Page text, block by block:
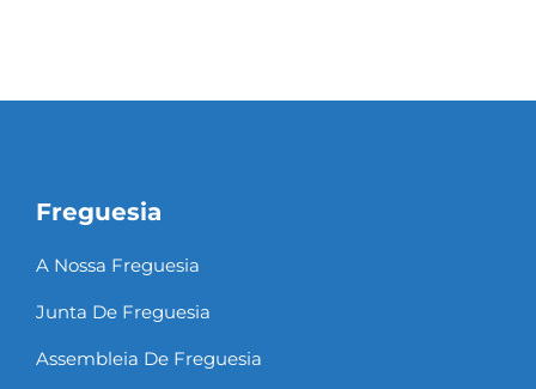
Freguesia
A Nossa Freguesia
Junta De Freguesia
Assembleia De Freguesia